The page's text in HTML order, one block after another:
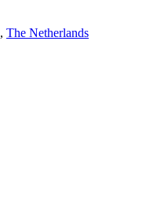
, The Netherlands